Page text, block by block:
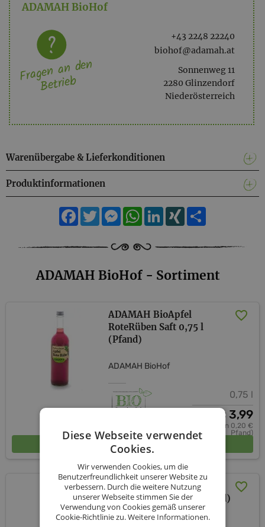
ADAMAH BioHof
+43 2248 22240
biohof@adamah.at
Sonnenweg 11
2280 Glinzendorf
Niederösterreich
Fragen an den
Betrieb
Warenübergabe & Lieferkonditionen
Produktinformationen
Facebook
TwitterMessengerWhatsApp
LinkedIn
XING
ADAMAH BioHof - Sortiment
ADAMAH BioApfel
RoteRüben Saft 0,75 l
(Pfand)
ADAMAH BioHof
0,75 l
€ 3,99
(davon 0,20 €
Pfand)
In den Warenkorb
ADAMAH BioApfel
Weichsel Saft 0,75 l (Pfand)
Diese Webseite verwendet
Cookies.
Wir verwenden Cookies, um die
Benutzerfreundlichkeit unserer Website zu
verbessern. Durch die weitere Nutzung
unserer Webseite stimmen Sie der
Verwendung von Cookies gemäß unserer
Cookie-Richtlinie zu.Weitere Informationen.